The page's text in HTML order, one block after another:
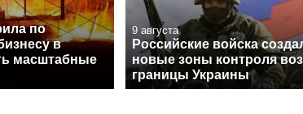
по
в
масштабные
9 августа
Российские войска
новые зоны контроля
границы Украины